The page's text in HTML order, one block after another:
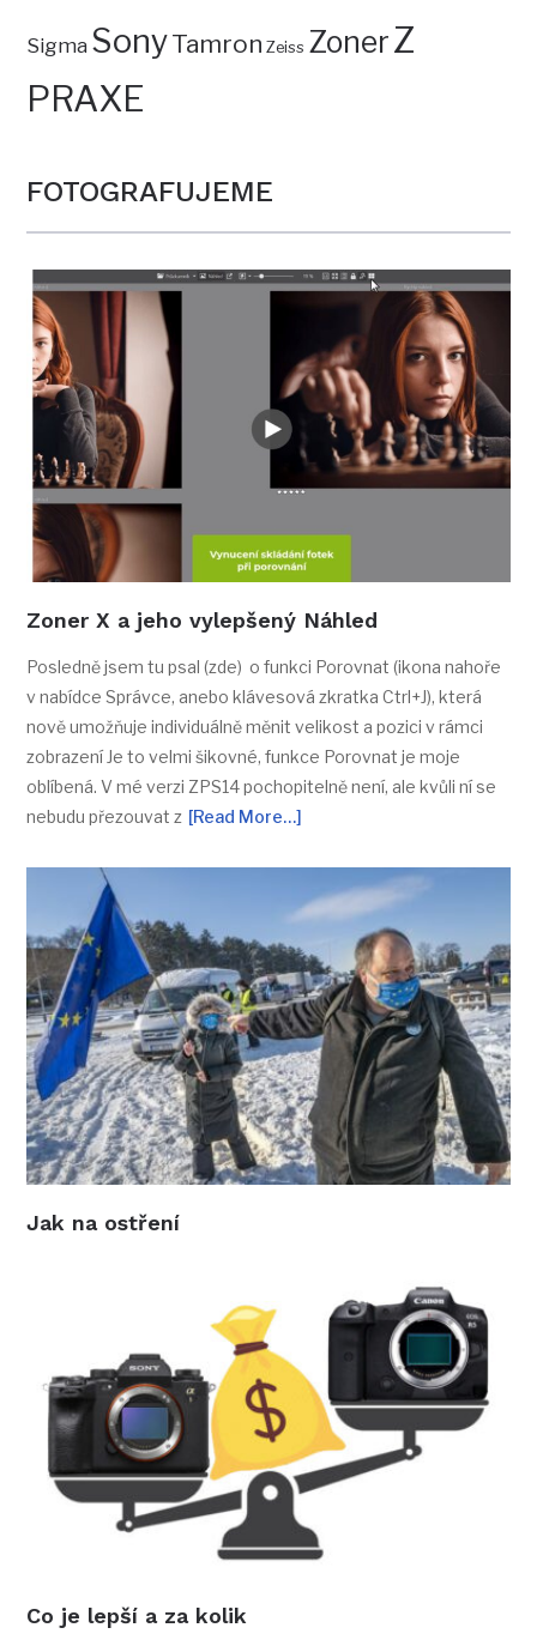
Sigma SonyTamron Zeiss ZonerZ
PRAXE
FOTOGRAFUJEME
Zoner X a jeho vylepšený Náhled
Posledně jsem tu psal (zde) o funkci Porovnat (ikona nahoře
v nabídce Správce, anebo klávesová zkratka Ctrl+J), která
nově umožňuje individuálně měnit velikost a pozici v rámci
zobrazení Je to velmi šikovné, funkce Porovnat je moje
oblíbená. V mé verzi ZPS14 pochopitelně není, ale kvůli ní se
nebudu přezouvat z [Read More…]
Jak na ostření
Co je lepší a za kolik